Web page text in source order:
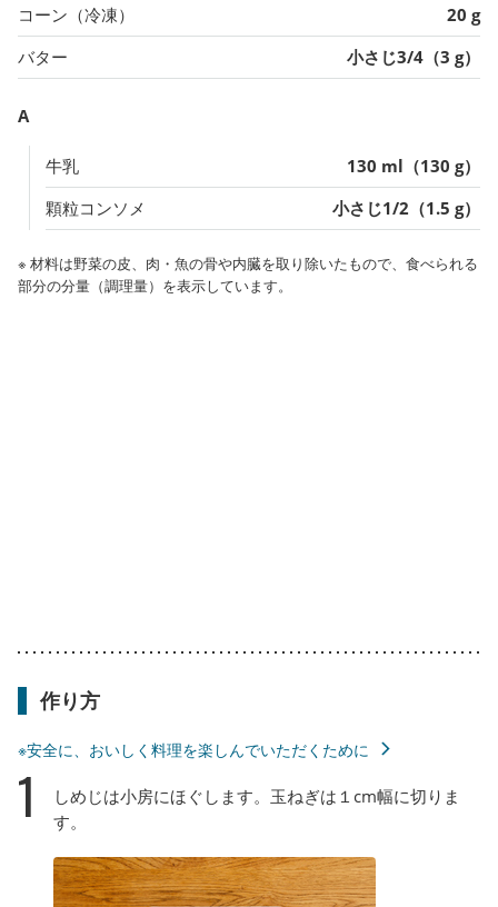
コーン（冷凍）
20 g
バター
小さじ3/4（3 g）
A
牛乳
130 ml（130 g）
顆粒コンソメ
小さじ1/2（1.5 g）
※ 材料は野菜の皮、肉・魚の骨や内臓を取り除いたもので、食べられる
部分の分量（調理量）を表示しています。
作り方
※安全に、おいしく料理を楽しんでいただくために
1
しめじは小房にほぐします。玉ねぎは１cm幅に切りま
す。